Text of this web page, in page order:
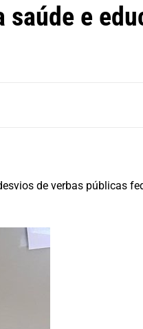
e
de verbas públicas